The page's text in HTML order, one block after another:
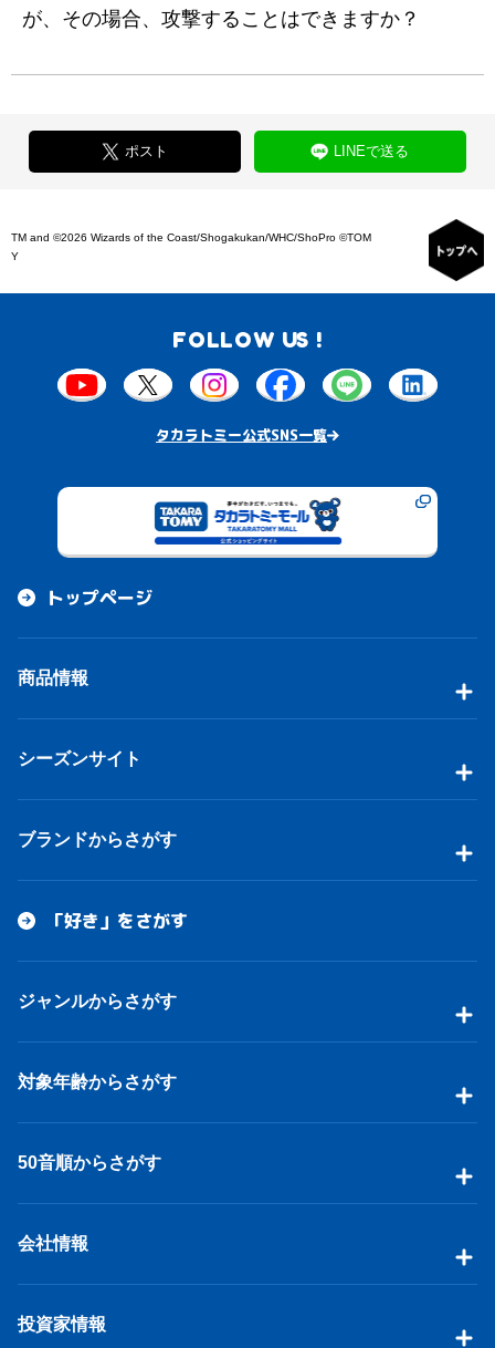
が、その場合、攻撃することはできますか？
ポスト LINEで送る
TM and ©2026 Wizards of the Coast/Shogakukan/WHC/ShoPro ©TOM
Y
FOLLOW US !
タカラトミー公式SNS一覧
トップページ
商品情報
シーズンサイト
ブランドからさがす
「好き」をさがす
ジャンルからさがす
対象年齢からさがす
50音順からさがす
会社情報
投資家情報